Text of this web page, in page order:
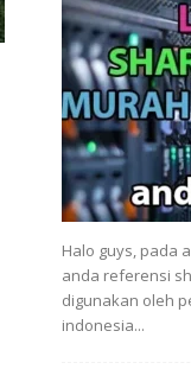
Halo guys, pada
anda referensi
digunakan oleh
indonesia...